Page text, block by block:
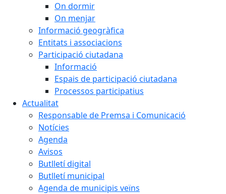
On dormir
On menjar
Informació geogràfica
Entitats i associacions
Participació ciutadana
Informació
Espais de participació ciutadana
Processos participatius
Actualitat
Responsable de Premsa i Comunicació
Notícies
Agenda
Avisos
Butlletí digital
Butlletí municipal
Agenda de municipis veïns